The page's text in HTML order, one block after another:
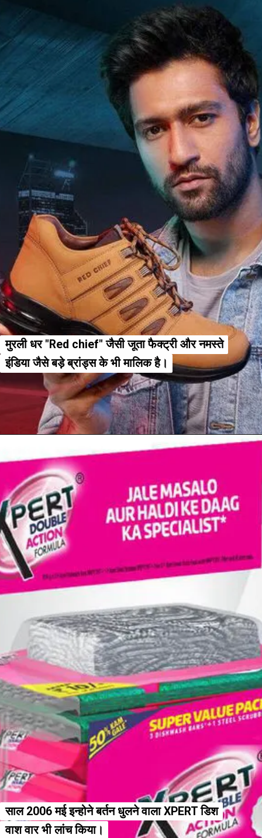
मुरली धर "Red chief" जैसी जूता फैक्ट्री और नमस्ते
इंडिया जैसे बड़े ब्रांड्स के भी मालिक है।
मुरली धर "Red chief" जैसी जूता फैक्ट्री और नमस्ते
इंडिया जैसे बड़े ब्रांड्स के भी मालिक है।
साल 2006 मई इन्होने बर्तन धुलने वाला XPERT डिश
वाश वार भी लांच किया।
साल 2006 मई इन्होने बर्तन धुलने वाला XPERT डिश
वाश वार भी लांच किया।